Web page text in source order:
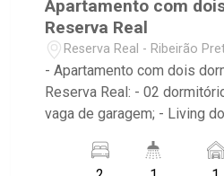
Apartamento com
Reserva Real
Reserva Real - Ribeirão
- Apartamento com dois
Reserva Real: - 02
vaga de garagem; - Living
Área de Serviço; -